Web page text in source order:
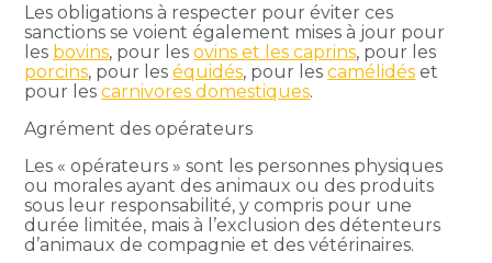
Les obligations à respecter pour éviter ces
sanctions se voient également mises à jour pour
les bovins, pour lesovins et les caprins, pour les
porcins, pour leséquidés, pour lescamélidés et
pour lescarnivores domestiques.
Agrément des opérateurs
Les « opérateurs » sont les personnes physiques
ou morales ayant des animaux ou des produits
sous leur responsabilité, y compris pour une
durée limitée, mais à l’exclusion des détenteurs
d’animaux de compagnie et des vétérinaires.